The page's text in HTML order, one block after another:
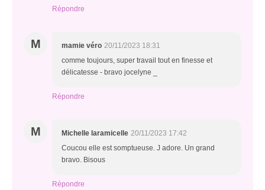
Répondre
M mamie véro 20/11/2023 18:31
comme toujours, super travail tout en finesse et
délicatesse - bravo jocelyne _
Répondre
M Michelle laramicelle 20/11/2023 17:42
Coucou elle est somptueuse. J adore. Un grand
bravo. Bisous
Répondre